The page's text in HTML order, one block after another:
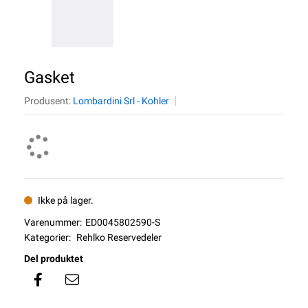
Gasket
Produsent: Lombardini Srl - Kohler
Ikke på lager.
Varenummer: ED0045802590-S
Kategorier: Rehlko Reservedeler
Del produktet